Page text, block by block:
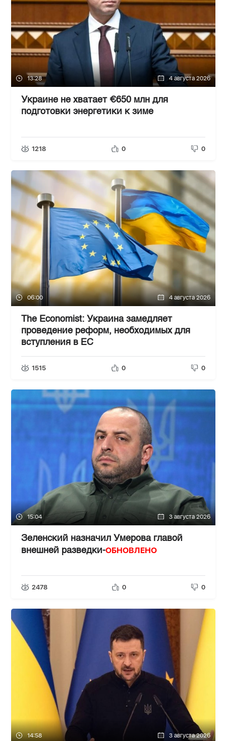
13:28 4 августа 2026
Украине не хватает €650 млн для
подготовки энергетики к зиме
1218 0 0
06:00 4 августа 2026
The Economist: Украина замедляет
проведение реформ, необходимых для
вступления в ЕС
1515 0 0
15:04 3 августа 2026
Зеленский назначил Умерова главой
внешней разведки-ОБНОВЛЕНО
2478 0 0
14:58 3 августа 2026